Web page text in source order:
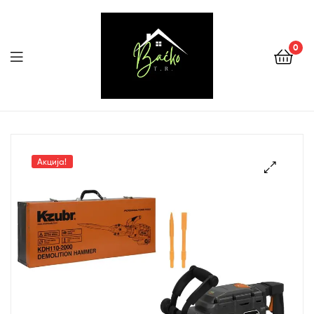
0
Menu
Акција!